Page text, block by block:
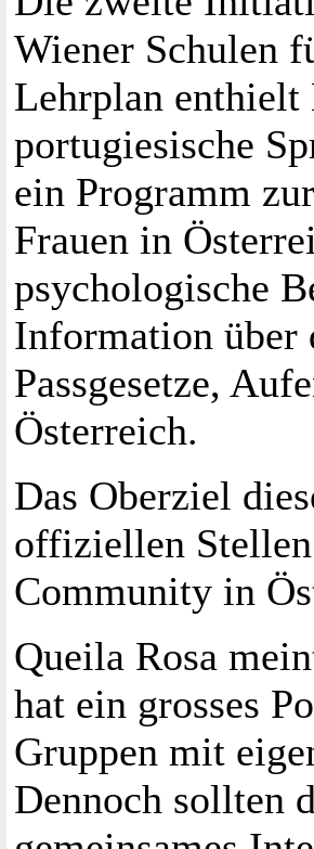
Wiener Schulen
Lehrplan enthielt
portugiesische
ein Programm
Frauen in
psychologische
Information über
Passgesetze,
Österreich.
Das Oberziel
offiziellen
Community in
Queila Rosa
hat ein grosses
Gruppen mit
Dennoch sollten